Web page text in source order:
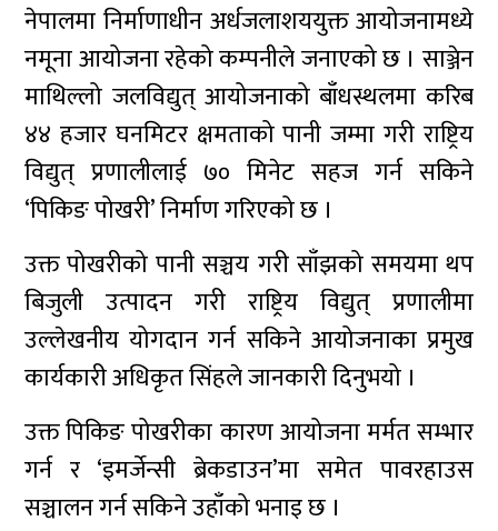
नेपालमा निर्माणाधीन अर्धजलाशययुक्त आयोजनामध्ये
नमूना आयोजना रहेको कम्पनीले जनाएको छ । साञ्जेन
माथिल्लो जलविद्युत् आयोजनाको बाँधस्थलमा करिब
४४ हजार घनमिटर क्षमताको पानी जम्मा गरी राष्ट्रिय
विद्युत् प्रणालीलाई ७० मिनेट सहज गर्न सकिने
‘पिकिङ पोखरी’ निर्माण गरिएको छ ।
उक्त पोखरीको पानी सञ्चय गरी साँझको समयमा थप
बिजुली उत्पादन गरी राष्ट्रिय विद्युत् प्रणालीमा
उल्लेखनीय योगदान गर्न सकिने आयोजनाका प्रमुख
कार्यकारी अधिकृत सिंहले जानकारी दिनुभयो ।
उक्त पिकिङ पोखरीका कारण आयोजना मर्मत सम्भार
गर्न र ‘इमर्जेन्सी ब्रेकडाउन’मा समेत पावरहाउस
सञ्चालन गर्न सकिने उहाँको भनाइ छ ।